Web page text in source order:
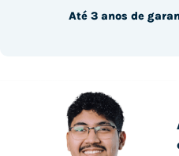
Até 3 anos de